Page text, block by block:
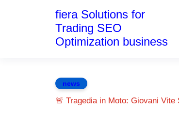
fiera Solutions for
Trading SEO
Optimization business
news
🚨 Tragedia in Moto: Giovani